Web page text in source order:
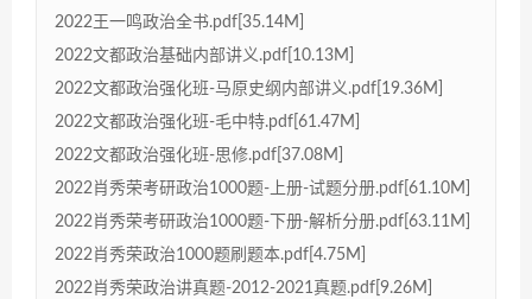
2022王一鸣政治全书.pdf[35.14M]
2022文都政治基础内部讲义.pdf[10.13M]
2022文都政治强化班-马原史纲内部讲义.pdf[19.36M]
2022文都政治强化班-毛中特.pdf[61.47M]
2022文都政治强化班-思修.pdf[37.08M]
2022肖秀荣考研政治1000题-上册-试题分册.pdf[61.10M]
2022肖秀荣考研政治1000题-下册-解析分册.pdf[63.11M]
2022肖秀荣政治1000题刷题本.pdf[4.75M]
2022肖秀荣政治讲真题-2012-2021真题.pdf[9.26M]